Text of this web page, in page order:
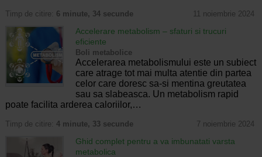
Timp de citire: 6 minute, 34 secunde 11 noiembrie 2024
Accelerare metabolism – sfaturi si trucuri
eficiente
Boli metabolice
Accelerarea metabolismului este un subiect
care atrage tot mai multa atentie din partea
celor care doresc sa-si mentina greutatea
sau sa slabeasca. Un metabolism rapid
poate facilita arderea caloriilor,…
Timp de citire: 4 minute, 33 secunde 7 noiembrie 2024
Ghid complet pentru a va imbunatati varsta
metabolica